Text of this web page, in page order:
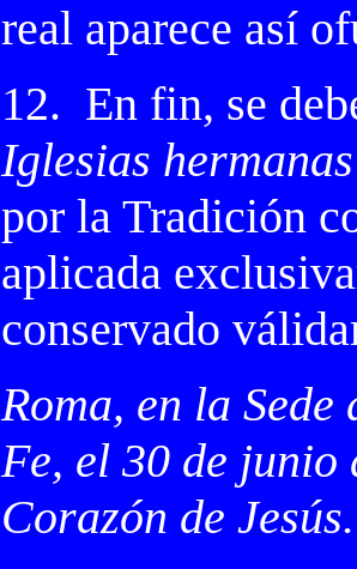
real aparece así
12. En fin, se
Iglesias hermanas
por la Tradición
aplicada
conservado
Roma, en la
Fe, el 30 de junio
Corazón de Jesús.